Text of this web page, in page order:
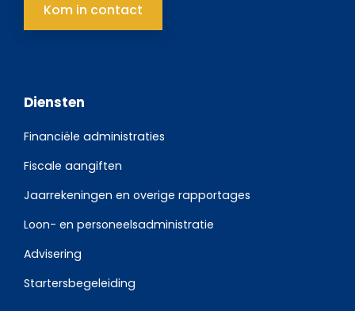
Kom in contact
Diensten
Financiële administraties
Fiscale aangiften
Jaarrekeningen en overige rapportages
Loon- en personeelsadministratie
Advisering
Startersbegeleiding